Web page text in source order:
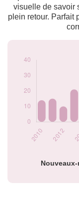
visuelle de savoir
plein retour. Parfait
Popularité du
2014
13
2015
17
2020
2023
37